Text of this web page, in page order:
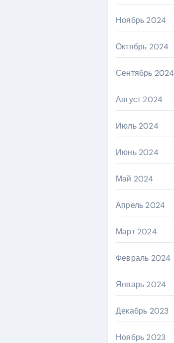
Ноябрь 2024
Октябрь 2024
Сентябрь 2024
Август 2024
Июль 2024
Июнь 2024
Май 2024
Апрель 2024
Март 2024
Февраль 2024
Январь 2024
Декабрь 2023
Ноябрь 2023